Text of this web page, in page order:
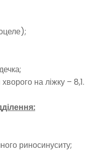
на ліжку – 8,1.
риносинуситу;